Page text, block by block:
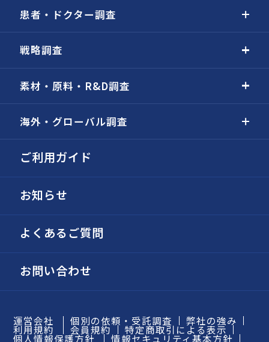
患者・ドクター調査
戦略調査
素材・原料・R&D調査
海外・グローバル調査
ご利用ガイド
お知らせ
よくあるご質問
お問い合わせ
運営会社 個別の依頼・受託調査 弊社の強み
利用規約 会員規約 特定商取引による表示
個人情報保護方針 情報セキュリティ基本方針